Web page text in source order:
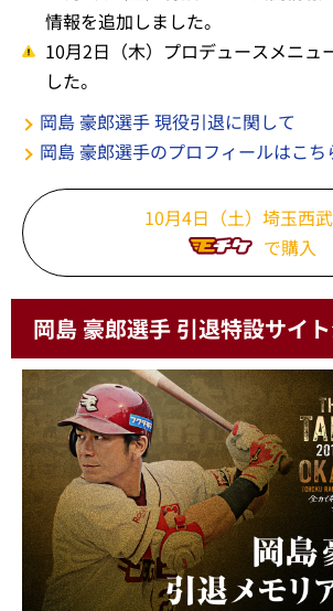
情報を追加しました。
10月2日（木）プロデュースメニュ
した。
岡島 豪郎選手 現役引退に関して
岡島 豪郎選手のプロフィールはこち
10月4日（土）埼玉西
で購入
岡島 豪郎選手 引退特設サイ